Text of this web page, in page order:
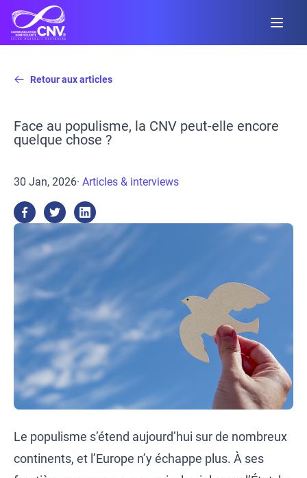
Retour aux articles
Face au populisme, la CNV peut-elle encore
quelque chose ?
30 Jan, 2026· Articles & interviews
Le populisme s’étend aujourd’hui sur de nombreux
continents, et l’Europe n’y échappe plus. À ses